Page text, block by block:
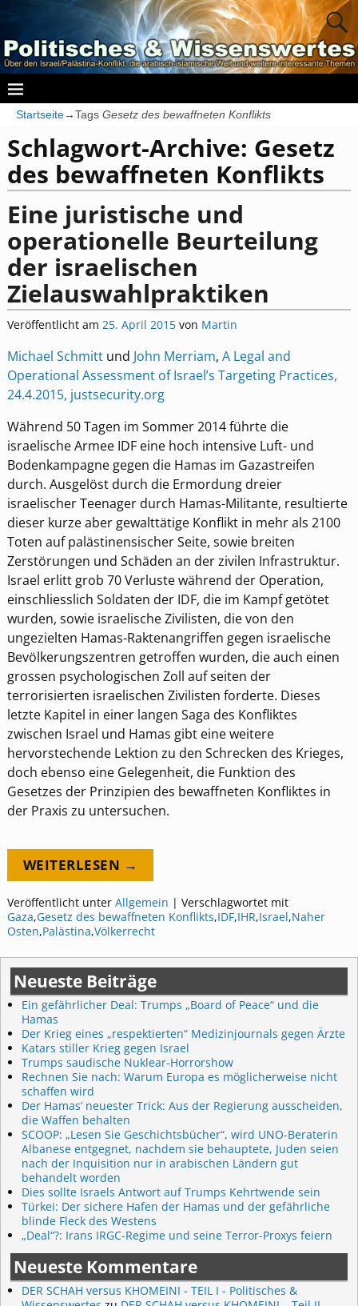
Startseite→Tags Gesetz des bewaffneten Konflikts
Schlagwort-Archive: Gesetz
des bewaffneten Konflikts
Eine juristische und
operationelle Beurteilung
der israelischen
Zielauswahlpraktiken
Veröffentlicht am 25. April 2015 von Martin
Michael Schmittund John Merriam, A Legal and
Operational Assessment of Israel’s Targeting Practices,
24.4.2015, justsecurity.org
Während 50 Tagen im Sommer 2014 führte die
israelische Armee IDF eine hoch intensive Luft- und
Bodenkampagne gegen die Hamas im Gazastreifen
durch. Ausgelöst durch die Ermordung dreier
israelischer Teenager durch Hamas-Militante, resultierte
dieser kurze aber gewalttätige Konflikt in mehr als 2100
Toten auf palästinensischer Seite, sowie breiten
Zerstörungen und Schäden an der zivilen Infrastruktur.
Israel erlitt grob 70 Verluste während der Operation,
einschliesslich Soldaten der IDF, die im Kampf getötet
wurden, sowie israelische Zivilisten, die von den
ungezielten Hamas-Raktenangriffen gegen israelische
Bevölkerungszentren getroffen wurden, die auch einen
grossen psychologischen Zoll auf seiten der
terrorisierten israelischen Zivilisten forderte. Dieses
letzte Kapitel in einer langen Saga des Konfliktes
zwischen Israel und Hamas gibt eine weitere
hervorstechende Lektion zu den Schrecken des Krieges,
doch ebenso eine Gelegenheit, die Funktion des
Gesetzes der Prinzipien des bewaffneten Konfliktes in
der Praxis zu untersuchen.
WEITERLESEN →
Veröffentlicht unter Allgemein | Verschlagwortet mit
Gaza,Gesetz des bewaffneten Konflikts,IDF,IHR,Israel,Naher
Osten,Palästina,Völkerrecht
Neueste Beiträge
Ein gefährlicher Deal: Trumps „Board of Peace“ und die
Hamas
Der Krieg eines „respektierten“ Medizinjournals gegen Ärzte
Katars stiller Krieg gegen Israel
Trumps saudische Nuklear-Horrorshow
Rechnen Sie nach: Warum Europa es möglicherweise nicht
schaffen wird
Der Hamas‘ neuester Trick: Aus der Regierung ausscheiden,
die Waffen behalten
SCOOP: „Lesen Sie Geschichtsbücher“, wird UNO-Beraterin
Albanese entgegnet, nachdem sie behauptete, Juden seien
nach der Inquisition nur in arabischen Ländern gut
behandelt worden
Dies sollte Israels Antwort auf Trumps Kehrtwende sein
Türkei: Der sichere Hafen der Hamas und der gefährliche
blinde Fleck des Westens
„Deal“?: Irans IRGC-Regime und seine Terror-Proxys feiern
Neueste Kommentare
DER SCHAH versus KHOMEINI - TEIL I - Politisches &